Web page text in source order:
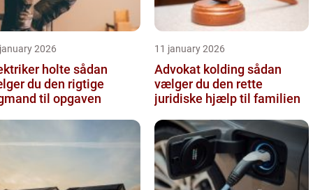
2026
holte sådan
du den rigtige
til opgaven
11 january 2026
Advokat kolding sådan
vælger du den rette
juridiske hjælp til familien